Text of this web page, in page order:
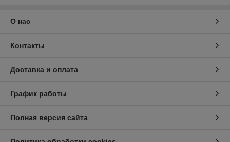
О нас
Контакты
Доставка и оплата
График работы
Полная версия сайта